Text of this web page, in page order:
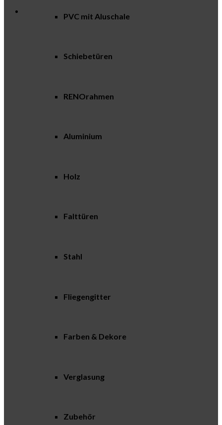
PVC mit Aluschale
Schiebetüren
RENOrahmen
Aluminium
Holz
Falttüren
Stahl
Fliegengitter
Farben & Dekore
Verglasung
Zubehör